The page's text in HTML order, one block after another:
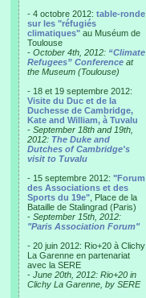
- 4 octobre 2012: table-ronde
sur les "réfugiés
climatiques" au Muséum de
Toulouse
- October 4th, 2012: “Climate
Refugees” Conference at
the Museum (Toulouse)
- 18 et 19 septembre 2012:
Visite du Duc et de la
Duchesse de Cambridge,
Kate and William, à Tuvalu
- September 18th and 19th,
2012: The Duke and
Dutches of Cambridge's
visit to Tuvalu
- 15 septembre 2012: "Forum
des Associations et des
Sports du 19e" , Place de la
Bataille de Stalingrad (Paris)
- September 15th, 2012:
"Paris Association Forum"
- 20 juin 2012: Rio+20 à Clichy
La Garenne en partenariat
avec la SERE
- June 20th, 2012: Rio+20 in
Clichy La Garenne, by SERE